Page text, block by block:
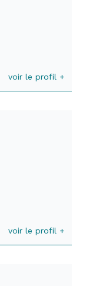
voir le profil +
voir le profil +